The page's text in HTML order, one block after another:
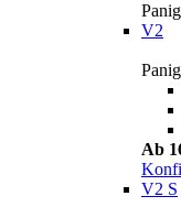
V2
Ab
V2 S